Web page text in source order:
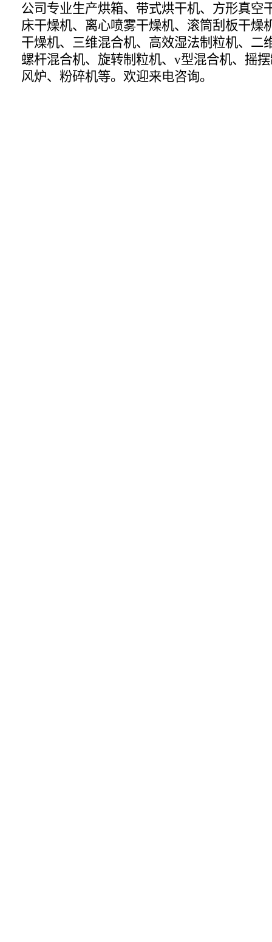
公司专业生产烘箱、带式烘干机、方形真空
床干燥机、离心喷雾干燥机、滚筒刮板干燥
干燥机、三维混合机、高效湿法制粒机、二
螺杆混合机、旋转制粒机、v型混合机、摇
风炉、粉碎机等。欢迎来电咨询。